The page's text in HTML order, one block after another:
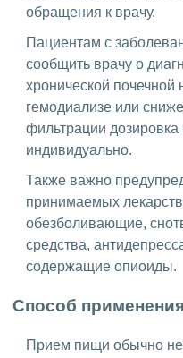
обращения к врачу.
Пациентам с
сообщить врачу о
хронической почечной
гемодиализе или
фильтрации дозировка
индивидуально.
Также важно
принимаемых
обезболивающие,
средства,
содержащие опиоиды.
Способ
Прием пищи обычно не